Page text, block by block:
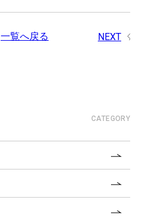
CATEGORY
一覧へ戻る NEXT